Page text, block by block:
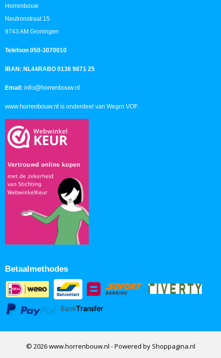
Horrenbouw
Neutronstraat 15
9743 AM Groningen
Telefoon 050-3070010
IBAN: NL44RABO 0136 9871 25
Email: info@horrenbouw.nl
www.horrenbouw.nl is onderdeel van Wegro VOF.
Betaalmethodes
© 2026 www.horrenbouw.nl - Powered by Shoppagina.nl